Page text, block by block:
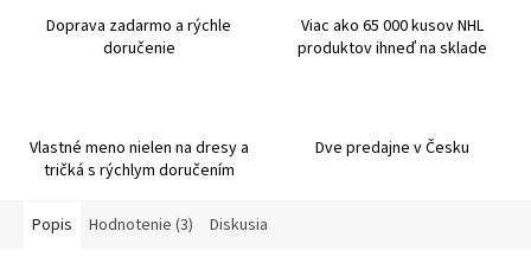
Doprava zadarmo a rýchle
doručenie
Viac ako 65 000 kusov NHL
produktov ihneď na sklade
Vlastné meno nielen na dresy a
tričká s rýchlym doručením
Dve predajne v Česku
Popis Hodnotenie (3) Diskusia